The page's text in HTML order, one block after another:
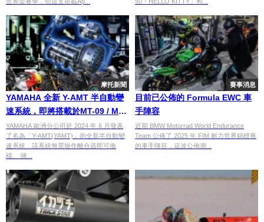
摩托新聞
YAMAHA 全新 Y-AMT 半自動變
速系統，即將搭載於MT-09 / MT-
07 ？！
YAMAHA 歐洲分公司於 2024 年 6 月發表
了名為「Y-AMT(YAMT)」的全新半自動變
速系統，該系統無需操作離合器即可換
檔。 雖...
賽事消息
目前已公佈的 Formula EWC 車
手陣容
近期 BMW Motorrad World Endurance
Team 公佈了 2025 年 FIM 耐力世界錦標賽
的車手陣容，這波公佈潮...